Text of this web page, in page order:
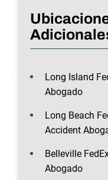
Long Island
Abogado
Long Beach
Accident
Belleville
Abogado